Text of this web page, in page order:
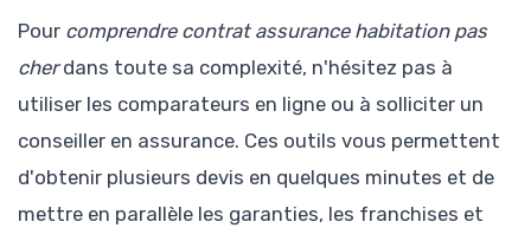
Pour comprendre contrat assurance habitation pas
cherdans toute sa complexité, n'hésitez pas à
utiliser les comparateurs en ligne ou à solliciter un
conseiller en assurance. Ces outils vous permettent
d'obtenir plusieurs devis en quelques minutes et de
mettre en parallèle les garanties, les franchises et